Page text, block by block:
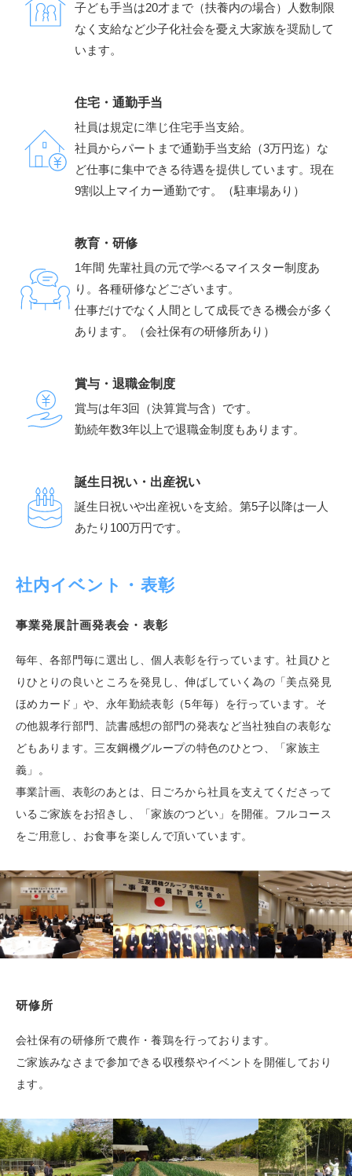
子ども手当は20才まで（扶養内の場合）人数制限
なく支給など少子化社会を憂え大家族を奨励して
います。
住宅・通勤手当
社員は規定に準じ住宅手当支給。
社員からパートまで通勤手当支給（3万円迄）な
ど仕事に集中できる待遇を提供しています。現在
9割以上マイカー通勤です。（駐車場あり）
教育・研修
1年間 先輩社員の元で学べるマイスター制度あ
り。各種研修などございます。
仕事だけでなく人間として成長できる機会が多く
あります。（会社保有の研修所あり）
賞与・退職金制度
賞与は年3回（決算賞与含）です。
勤続年数3年以上で退職金制度もあります。
誕生日祝い・出産祝い
誕生日祝いや出産祝いを支給。第5子以降は一人
あたり100万円です。
社内イベント・表彰
事業発展計画発表会・表彰
毎年、各部門毎に選出し、個人表彰を行っています。社員ひと
りひとりの良いところを発見し、伸ばしていく為の「美点発見
ほめカード」や、永年勤続表彰（5年毎）を行っています。そ
の他親孝行部門、読書感想の部門の発表など当社独自の表彰な
どもあります。 三友鋼機グループの特色のひとつ、「家族主
義」。
事業計画、表彰のあとは、日ごろから社員を支えてくださって
いるご家族をお招きし、「家族のつどい」を開催。フルコース
をご用意し、お食事を楽しんで頂いています。
研修所
会社保有の研修所で農作・養鶏を行っております。
ご家族みなさまで参加できる収穫祭やイベントを開催しており
ます。